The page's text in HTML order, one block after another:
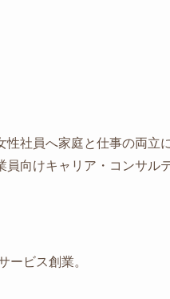
性社員へ家庭と仕事の両立
向けキャリア・コンサル
ービス創業。